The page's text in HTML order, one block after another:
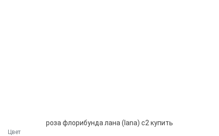
роза флорибунда лана (lana) с2 купить
Цвет